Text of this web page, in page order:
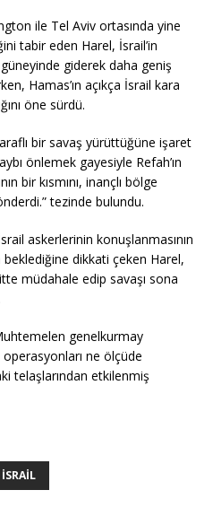
ile Tel Aviv ortasında yine
tabir eden Harel, İsrail’in
giderek daha geniş
Hamas’ın açıkça İsrail kara
öne sürdü.
bir savaş yürüttüğüne işaret
önlemek gayesiyle Refah’ın
bir kısmını, inançlı bölge
tezinde bulundu.
askerlerinin konuşlanmasının
dikkati çeken Harel,
müdahale edip savaşı sona
genelkurmay
operasyonları ne ölçüde
telaşlarından etkilenmiş
İSRAIL